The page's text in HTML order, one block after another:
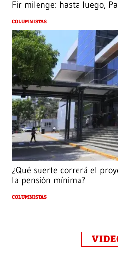
Fir milenge: hasta luego,
COLUMNISTAS
¿Qué suerte correrá el
la pensión mínima?
COLUMNISTAS